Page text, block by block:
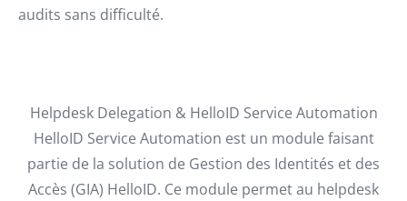
audits sans difficulté.
Helpdesk Delegation & HelloID Service Automation
HelloID Service Automation est un module faisant
partie de la solution de Gestion des Identités et des
Accès (GIA) HelloID. Ce module permet au helpdesk